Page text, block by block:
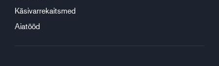
Käsivarrekaitsmed
Aiatööd